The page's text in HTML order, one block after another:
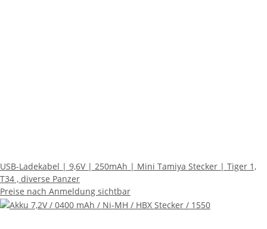
USB-Ladekabel | 9,6V | 250mAh | Mini Tamiya Stecker | Tiger 1,
T34 , diverse Panzer
Preise nach Anmeldung sichtbar